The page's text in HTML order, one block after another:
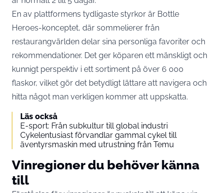
En av plattformens tydligaste styrkor är Bottle
Heroes-konceptet, där sommelierer från
restaurangvärlden delar sina personliga favoriter och
rekommendationer. Det ger köparen ett mänskligt och
kunnigt perspektiv i ett sortiment på över 6 000
flaskor, vilket gör det betydligt lättare att navigera och
hitta något man verkligen kommer att uppskatta.
Läs också
E-sport: Från subkultur till global industri
Cykelentusiast förvandlar gammal cykel till
äventyrsmaskin med utrustning från Temu
Vinregioner du behöver känna
till